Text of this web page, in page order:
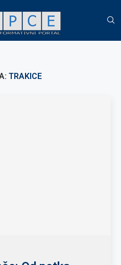
TRAKICE